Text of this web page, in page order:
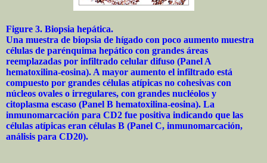
Figure 3. Biopsia hepática.
Una muestra de biopsia de hígado con poco aumento muestra
células de parénquima hepático con grandes áreas
reemplazadas por infiltrado celular difuso (Panel A
hematoxilina-eosina). A mayor aumento el infiltrado está
compuesto por grandes células atípicas no cohesivas con
núcleos ovales o irregulares, con grandes nucléolos y
citoplasma escaso (Panel B hematoxilina-eosina). La
inmunomarcación para CD2 fue positiva indicando que las
células atípicas eran células B (Panel C, inmunomarcación,
análisis para CD20).